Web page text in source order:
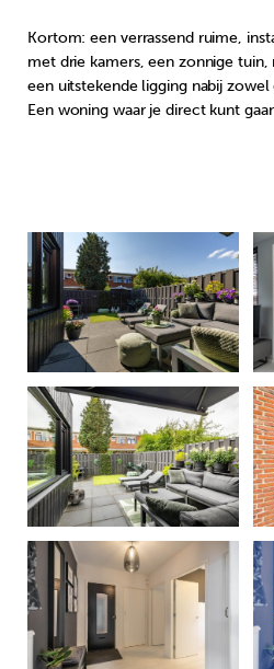
Kortom: een verrassend ruime,
met drie kamers, een zonnige
een uitstekende ligging nabij zowel
Een woning waar je direct kunt